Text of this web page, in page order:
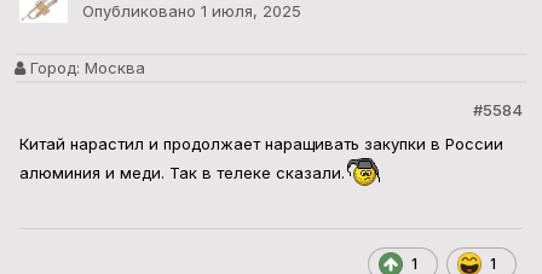
Опубликовано 1 июля, 2025
Город: Москва
#5584
Китай нарастил и продолжает наращивать закупки в России
алюминия и меди. Так в телеке сказали.
1 1